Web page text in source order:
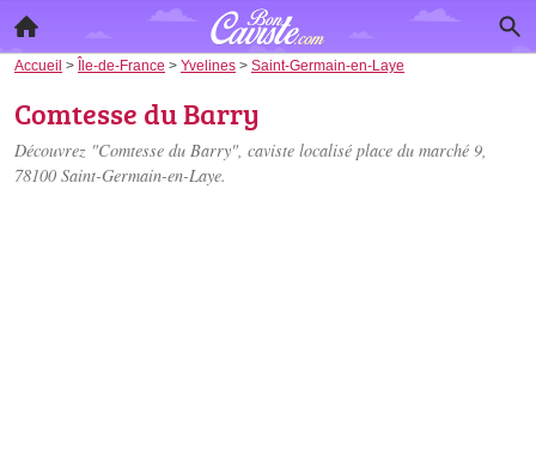
Accueil > Île-de-France > Yvelines > Saint-Germain-en-Laye
Comtesse du Barry
Découvrez "Comtesse du Barry", caviste localisé place du marché 9,
78100 Saint-Germain-en-Laye.